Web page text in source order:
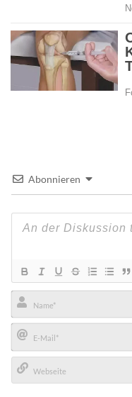
Abonnieren
Name*
E-
Mail*